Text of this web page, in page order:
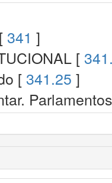
341 ]
[
[ 341.25 ]